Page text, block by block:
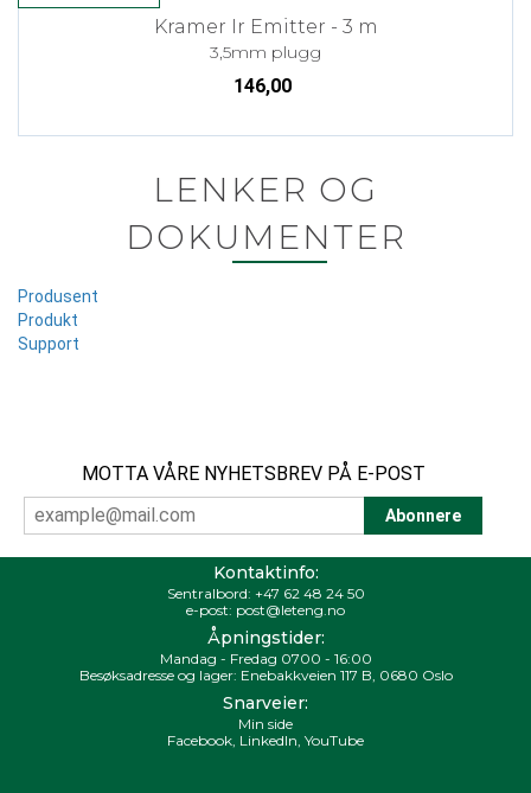
Kramer Ir Emitter - 3 m
3,5mm plugg
146,00
LENKER OG
DOKUMENTER
Produsent
Produkt
Support
MOTTA VÅRE NYHETSBREV PÅ E-POST
Kontaktinfo:
Sentralbord: +47 62 48 24 50
e-post: post@leteng.no
Åpningstider:
Mandag - Fredag 0700 - 16:00
Besøksadresse og lager: Enebakkveien 117 B, 0680 Oslo
Snarveier:
Min side
Facebook LinkedIn YouTube